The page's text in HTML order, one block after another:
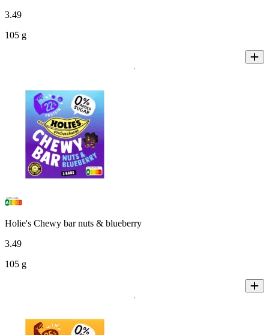
3.49
105 g
Holie's Chewy bar nuts & blueberry
3.49
105 g